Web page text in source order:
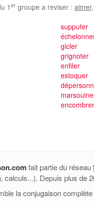
1 er groupe a reviser : aimer,
supputer
gicler
grignoter
enfiler
estoquer
encombrer
fait partie du réseau
calculs...). Depuis plus de
la conjugaison